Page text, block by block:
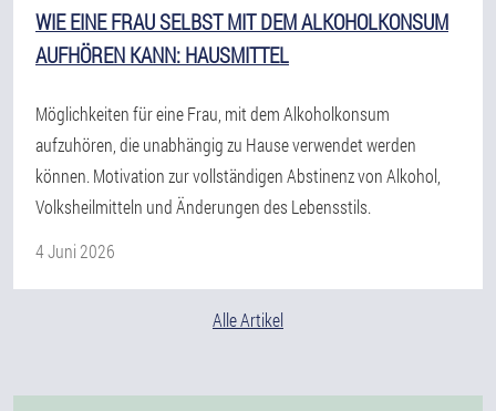
WIE EINE FRAU SELBST MIT DEM ALKOHOLKONSUM
AUFHÖREN KANN: HAUSMITTEL
Möglichkeiten für eine Frau, mit dem Alkoholkonsum
aufzuhören, die unabhängig zu Hause verwendet werden
können. Motivation zur vollständigen Abstinenz von Alkohol,
Volksheilmitteln und Änderungen des Lebensstils.
4 Juni 2026
Alle Artikel